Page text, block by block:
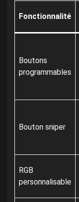
Fonctionnalité
Boutons
programmables
Bouton sniper
RGB
personnalisable